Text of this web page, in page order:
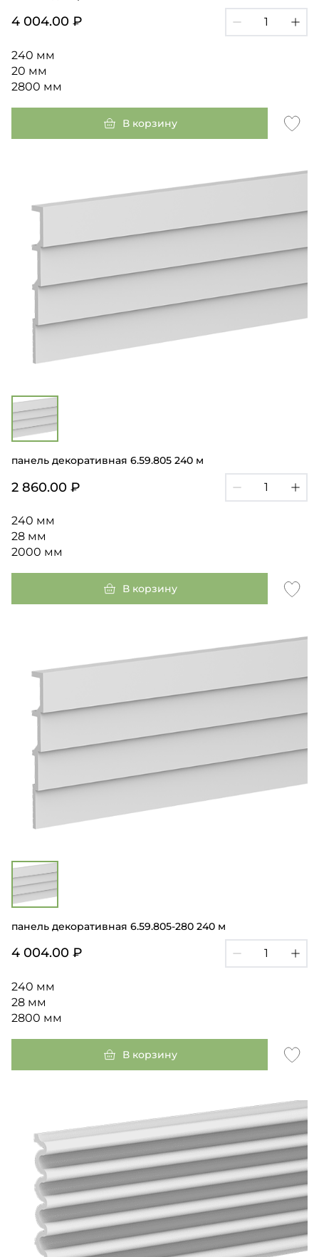
4 004.00 ₽
240 мм
20 мм
2800 мм
В корзину
панель декоративная 6.59.805 240 м
2 860.00 ₽
240 мм
28 мм
2000 мм
В корзину
панель декоративная 6.59.805-280 240 м
4 004.00 ₽
240 мм
28 мм
2800 мм
В корзину